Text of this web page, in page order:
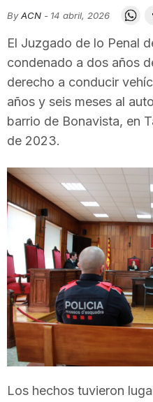
i
u
t
a
t
d
e
T
By ACN - 14 abril, 2026
El Juzgado de lo Penal
condenado a dos años
derecho a conducir
años y seis meses al
barrio de Bonavista, en
de 2023.
Los hechos tuvieron